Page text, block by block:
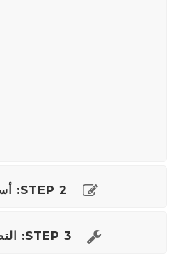
STEP 2: أسعار
STEP 3: التصنيع